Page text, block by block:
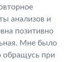
анализов и
позитивно
Мне было
обращусь при